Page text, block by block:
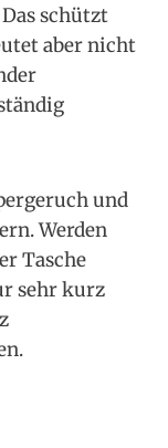
schützt
aber nicht
und
Werden
Tasche
sehr kurz